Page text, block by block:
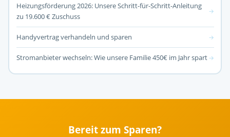
Heizungsförderung 2026: Unsere Schritt-für-Schritt-Anleitung
zu 19.600 € Zuschuss
→
Handyvertrag verhandeln und sparen →
Stromanbieter wechseln: Wie unsere Familie 450€ im Jahr spart →
Bereit zum Sparen?